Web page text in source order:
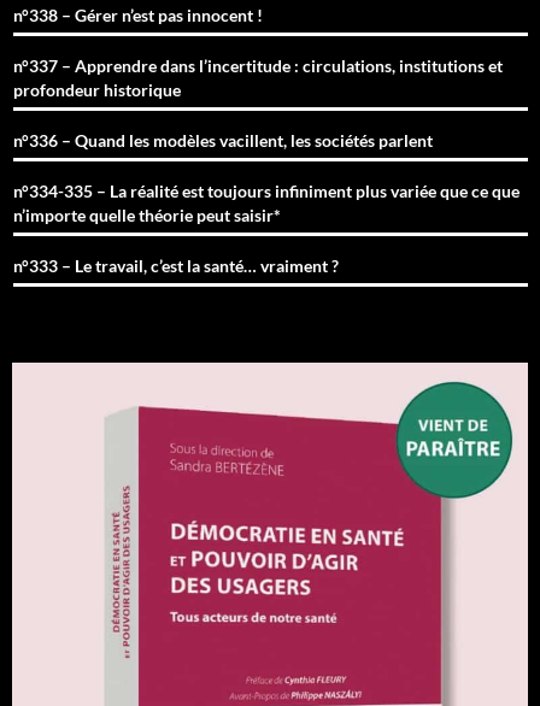
n°338 – Gérer n’est pas innocent !
n°337 – Apprendre dans l’incertitude : circulations, institutions et
profondeur historique
n°336 – Quand les modèles vacillent, les sociétés parlent
n°334-335 – La réalité est toujours infiniment plus variée que ce que
n’importe quelle théorie peut saisir*
n°333 – Le travail, c’est la santé… vraiment ?